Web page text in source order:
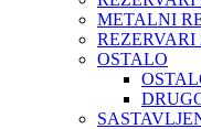
METALNI
OSTALO